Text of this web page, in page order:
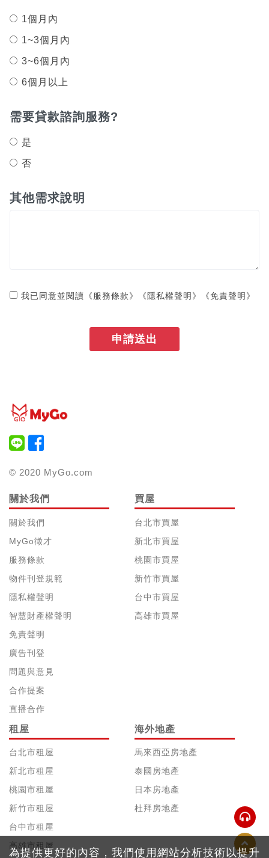
1個月內
1~3個月內
3~6個月內
6個月以上
需要貸款諮詢服務?
是
否
其他需求說明
我已同意並閱讀 《服務條款》 《隱私權聲明》 《免責聲明》
申請送出
© 2020 MyGo.com
關於我們
關於我們
MyGo徵才
服務條款
物件刊登規範
隱私權聲明
智慧財產權聲明
免責聲明
廣告刊登
問題與意見
合作提案
直播合作
買屋
台北市買屋
新北市買屋
桃園市買屋
新竹市買屋
台中市買屋
高雄市買屋
租屋
台北市租屋
新北市租屋
桃園市租屋
新竹市租屋
台中市租屋
高雄市租屋
海外地產
馬來西亞房地產
泰國房地產
日本房地產
杜拜房地產
為提供更好的內容，我們使用網站分析技術以提升